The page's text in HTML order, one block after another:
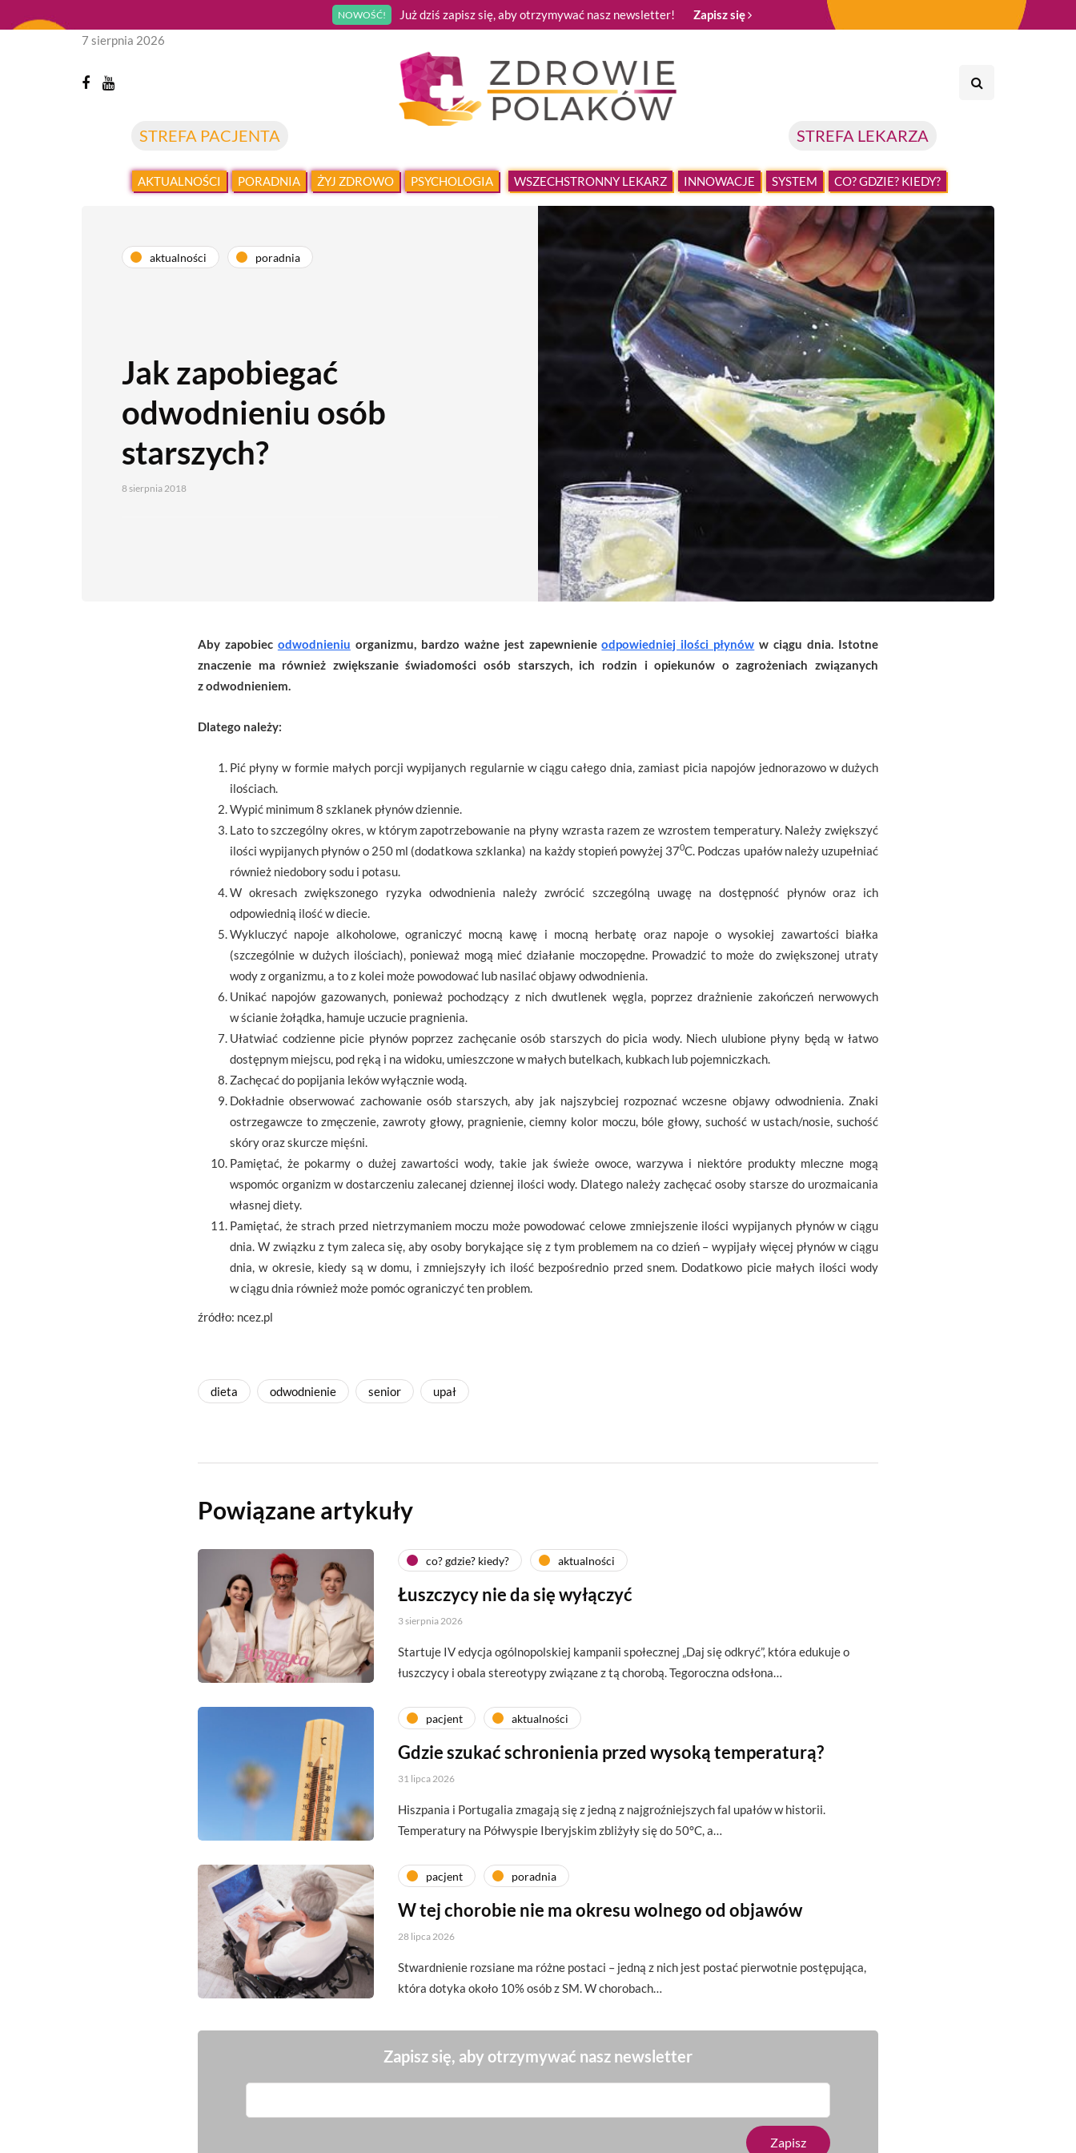
NOWOŚĆ! Już dziś zapisz się, aby otrzymywać nasz newsletter! Zapisz się
STREFA PACJENTA STREFA LEKARZA
7 sierpnia 2026
AKTUALNOŚCI PORADNIA ŻYJ ZDROWO PSYCHOLOGIA WSZECHSTRONNY LEKARZ INNOWACJE SYSTEM CO? GDZIE? KIEDY?
aktualności poradnia
Jak zapobiegać
odwodnieniu osób
starszych?
8 sierpnia 2018
Aby zapobiec odwodnieniu organizmu, bardzo ważne jest zapewnienieodpowiedniej ilości płynów w ciągu dnia. Istotne
znaczenie ma również zwiększanie świadomości osób starszych, ich rodzin i opiekunów o zagrożeniach związanych
z odwodnieniem.
Dlatego należy:
Pić płyny w formie małych porcji wypijanych regularnie w ciągu całego dnia, zamiast picia napojów jednorazowo w dużych
ilościach.
Wypić minimum 8 szklanek płynów dziennie.
Lato to szczególny okres, w którym zapotrzebowanie na płyny wzrasta razem ze wzrostem temperatury. Należy zwiększyć
ilości wypijanych płynów o 250 ml (dodatkowa szklanka) na każdy stopień powyżej 370C. Podczas upałów należy uzupełniać
również niedobory sodu i potasu.
W okresach zwiększonego ryzyka odwodnienia należy zwrócić szczególną uwagę na dostępność płynów oraz ich
odpowiednią ilość w diecie.
Wykluczyć napoje alkoholowe, ograniczyć mocną kawę i mocną herbatę oraz napoje o wysokiej zawartości białka
(szczególnie w dużych ilościach), ponieważ mogą mieć działanie moczopędne. Prowadzić to może do zwiększonej utraty
wody z organizmu, a to z kolei może powodować lub nasilać objawy odwodnienia.
Unikać napojów gazowanych, ponieważ pochodzący z nich dwutlenek węgla, poprzez drażnienie zakończeń nerwowych
w ścianie żołądka, hamuje uczucie pragnienia.
Ułatwiać codzienne picie płynów poprzez zachęcanie osób starszych do picia wody. Niech ulubione płyny będą w łatwo
dostępnym miejscu, pod ręką i na widoku, umieszczone w małych butelkach, kubkach lub pojemniczkach.
Zachęcać do popijania leków wyłącznie wodą.
Dokładnie obserwować zachowanie osób starszych, aby jak najszybciej rozpoznać wczesne objawy odwodnienia. Znaki
ostrzegawcze to zmęczenie, zawroty głowy, pragnienie, ciemny kolor moczu, bóle głowy, suchość w ustach/nosie, suchość
skóry oraz skurcze mięśni.
Pamiętać, że pokarmy o dużej zawartości wody, takie jak świeże owoce, warzywa i niektóre produkty mleczne mogą
wspomóc organizm w dostarczeniu zalecanej dziennej ilości wody. Dlatego należy zachęcać osoby starsze do urozmaicania
własnej diety.
Pamiętać, że strach przed nietrzymaniem moczu może powodować celowe zmniejszenie ilości wypijanych płynów w ciągu
dnia. W związku z tym zaleca się, aby osoby borykające się z tym problemem na co dzień – wypijały więcej płynów w ciągu
dnia, w okresie, kiedy są w domu, i zmniejszyły ich ilość bezpośrednio przed snem. Dodatkowo picie małych ilości wody
w ciągu dnia również może pomóc ograniczyć ten problem.
źródło: ncez.pl
dieta odwodnienie senior upał
Powiązane artykuły
co? gdzie? kiedy? aktualności
Łuszczycy nie da się wyłączyć
3 sierpnia 2026
Startuje IV edycja ogólnopolskiej kampanii społecznej „Daj się odkryć”, która edukuje o
łuszczycy i obala stereotypy związane z tą chorobą. Tegoroczna odsłona…
pacjent aktualności
Gdzie szukać schronienia przed wysoką temperaturą?
31 lipca 2026
Hiszpania i Portugalia zmagają się z jedną z najgroźniejszych fal upałów w historii.
Temperatury na Półwyspie Iberyjskim zbliżyły się do 50°C, a…
pacjent poradnia
W tej chorobie nie ma okresu wolnego od objawów
28 lipca 2026
Stwardnienie rozsiane ma różne postaci – jedną z nich jest postać pierwotnie postępująca,
która dotyka około 10% osób z SM. W chorobach…
Zapisz się, aby otrzymywać nasz newsletter